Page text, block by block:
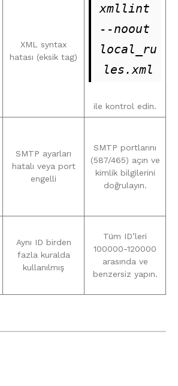
XML syntax
hatası (eksik tag)
xmllint
--noout
local_ru
les.xml
ile kontrol edin.
SMTP ayarları
hatalı veya port
engelli
SMTP portlarını
(587/465) açın ve
kimlik bilgilerini
doğrulayın.
Aynı ID birden
fazla kuralda
kullanılmış
Tüm ID’leri
100000-120000
arasında ve
benzersiz yapın.